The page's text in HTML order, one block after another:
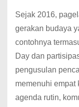
Sejak 2016,
gerakan budaya
contohnya
Day dan
pengusulan
memenuhi empat
agenda rutin,